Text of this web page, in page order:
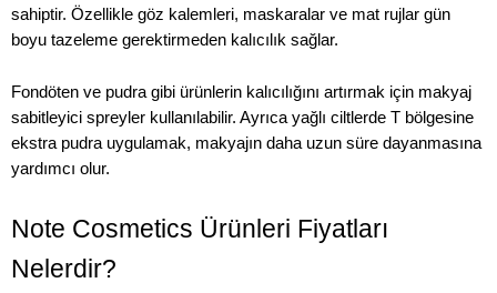
sahiptir. Özellikle göz kalemleri, maskaralar ve mat rujlar gün
boyu tazeleme gerektirmeden kalıcılık sağlar.
Fondöten ve pudra gibi ürünlerin kalıcılığını artırmak için makyaj
sabitleyici spreyler kullanılabilir. Ayrıca yağlı ciltlerde T bölgesine
ekstra pudra uygulamak, makyajın daha uzun süre dayanmasına
yardımcı olur.
Note Cosmetics Ürünleri Fiyatları
Nelerdir?